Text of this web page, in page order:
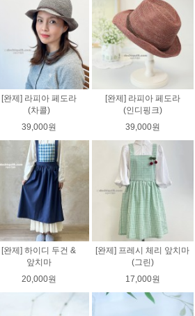
[완제] 라피아 페도라
(차콜)
39,000원
[완제] 라피아 페도라
(인디핑크)
39,000원
[완제] 하이디 두건 &
앞치마
20,000원
[완제] 프레시 체리 앞치마
(그린)
17,000원